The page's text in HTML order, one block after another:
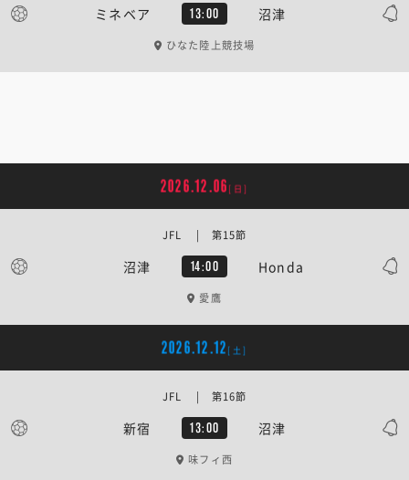
ミネベア 13:00 沼津
ひなた陸上競技場
2026.12.06 [日]
沼津 14:00 Honda
JFL | 第15節
愛鷹
2026.12.12 [土]
新宿 13:00 沼津
JFL | 第16節
味フィ西